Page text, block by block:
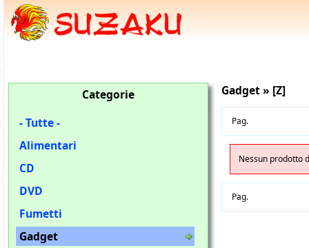
Gadget » [Z]
Pag.
Nessun prodotto
Pag.
Categorie
- Tutte -
Alimentari
CD
DVD
Fumetti
Gadget